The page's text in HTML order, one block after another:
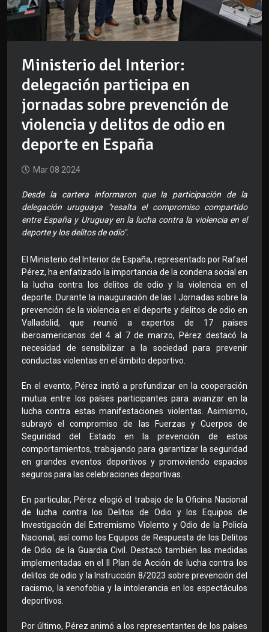
Ministerio del Interior:
delegación participa en
jornadas sobre prevención de
violencia y delitos de odio en
deporte en España
Mar 08 2024
Desde la cartera informaron que la participación de la
delegación uruguaya "resalta el compromiso compartido
entre España y Uruguay en la lucha contra la violencia en el
deporte y los delitos de odio".
El Ministerio del Interior de España, representado por Rafael
Pérez, ha enfatizado la importancia de la condena social en
la lucha contra los delitos de odio y la violencia en el
deporte. Durante la inauguración de las I Jornadas sobre la
prevención de la violencia en el deporte y delitos de odio en
Valladolid, que reunió a expertos de 17 países
iberoamericanos del 4 al 7 de marzo, Pérez destacó la
necesidad de sensibilizar a la sociedad para prevenir
conductas violentas en el ámbito deportivo.
En el evento, Pérez instó a profundizar en la cooperación
mutua entre los países participantes para avanzar en la
lucha contra estas manifestaciones violentas. Asimismo,
subrayó el compromiso de las Fuerzas y Cuerpos de
Seguridad del Estado en la prevención de estos
comportamientos, trabajando para garantizar la seguridad
en grandes eventos deportivos y promoviendo espacios
seguros para las celebraciones deportivas.
En particular, Pérez elogió el trabajo de la Oficina Nacional
de lucha contra los Delitos de Odio y los Equipos de
Investigación del Extremismo Violento y Odio de la Policía
Nacional, así como los Equipos de Respuesta de los Delitos
de Odio de la Guardia Civil. Destacó también las medidas
implementadas en el II Plan de Acción de lucha contra los
delitos de odio y la Instrucción 8/2023 sobre prevención del
racismo, la xenofobia y la intolerancia en los espectáculos
deportivos.
Por último, Pérez animó a los representantes de los países